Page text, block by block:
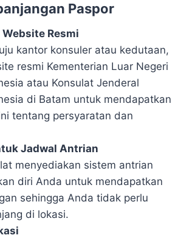
Paspor
Resmi
kantor konsuler atau kedutaan,
resmi Kementerian Luar Negeri
atau Konsulat Jenderal
di Batam untuk mendapatkan
tentang persyaratan dan
Jadwal Antrian
menyediakan sistem antrian
diri Anda untuk mendapatkan
sehingga Anda tidak perlu
di lokasi.